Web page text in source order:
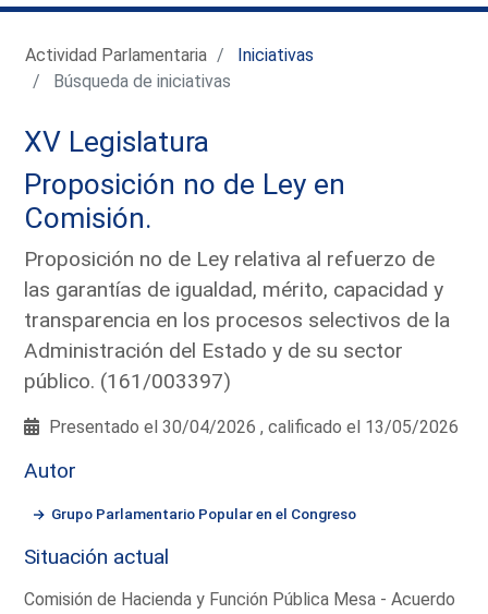
Actividad Parlamentaria
Iniciativas
Búsqueda de iniciativas
XV Legislatura
Proposición no de Ley en
Comisión.
Proposición no de Ley relativa al refuerzo de
las garantías de igualdad, mérito, capacidad y
transparencia en los procesos selectivos de la
Administración del Estado y de su sector
público. (161/003397)
Presentado el 30/04/2026 , calificado el 13/05/2026
Autor
Grupo Parlamentario Popular en el Congreso
Situación actual
Comisión de Hacienda y Función Pública Mesa - Acuerdo